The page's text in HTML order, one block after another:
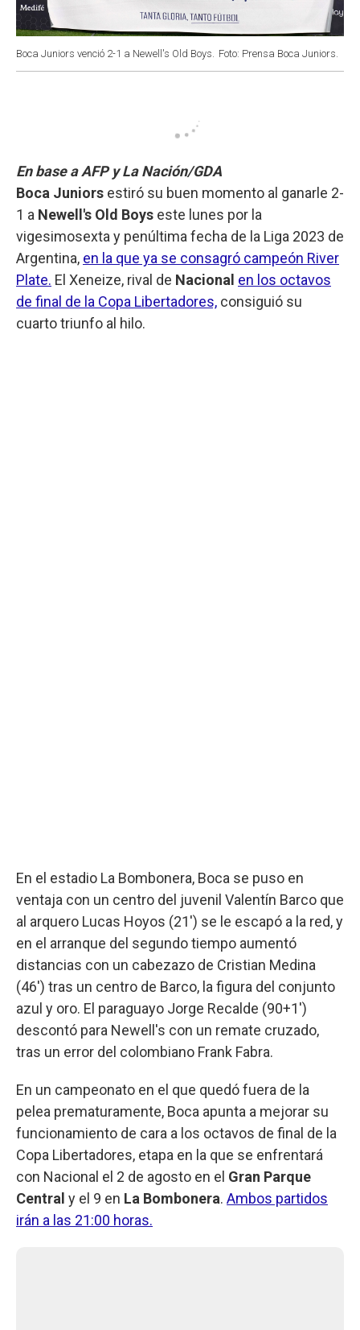
Boca Juniors venció 2-1 a Newell's Old Boys. Foto: Prensa Boca Juniors.
En base a AFP y La Nación/GDA
Boca Juniors estiró su buen momento al ganarle 2-
1 a Newell's Old Boys este lunes por la
vigesimosexta y penúltima fecha de la Liga 2023 de
Argentina, en la que ya se consagró campeón River
Plate. El Xeneize, rival de Nacional en los octavos
de final de la Copa Libertadores, consiguió su
cuarto triunfo al hilo.
En el estadio La Bombonera, Boca se puso en
ventaja con un centro del juvenil Valentín Barco que
al arquero Lucas Hoyos (21') se le escapó a la red, y
en el arranque del segundo tiempo aumentó
distancias con un cabezazo de Cristian Medina
(46') tras un centro de Barco, la figura del conjunto
azul y oro. El paraguayo Jorge Recalde (90+1')
descontó para Newell's con un remate cruzado,
tras un error del colombiano Frank Fabra.
En un campeonato en el que quedó fuera de la
pelea prematuramente, Boca apunta a mejorar su
funcionamiento de cara a los octavos de final de la
Copa Libertadores, etapa en la que se enfrentará
con Nacional el 2 de agosto en el Gran Parque
Central y el 9 en La Bombonera. Ambos partidos
irán a las 21:00 horas.